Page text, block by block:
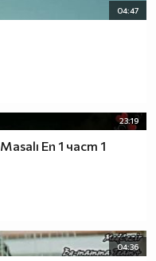
04:47
23:19
Еп 1 част 1
04:36